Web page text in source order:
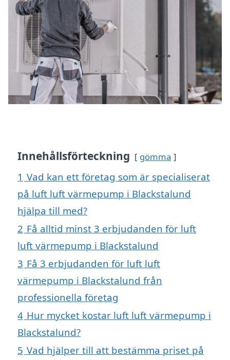
Innehållsförteckning gömma
1 Vad kan ett företag som är specialiserat
på luft luft värmepump i Blackstalund
hjälpa till med?
2 Få alltid minst 3 erbjudanden för luft
luft värmepump i Blackstalund
3 Få 3 erbjudanden för luft luft
värmepump i Blackstalund från
professionella företag
4 Hur mycket kostar luft luft värmepump i
Blackstalund?
5 Vad hjälper till att bestämma priset på